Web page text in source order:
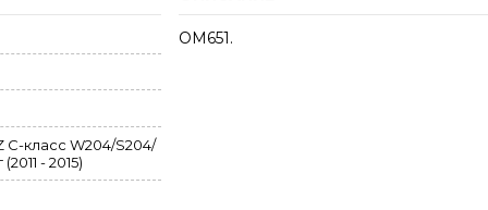
C-класс W204/S204/
- 2015)
OM651.